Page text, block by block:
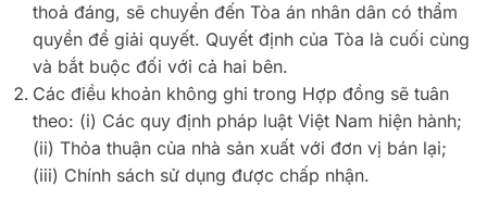
thoả đáng, sẽ chuyển đến Tòa án nhân dân có thẩm
quyền để giải quyết. Quyết định của Tòa là cuối cùng
và bắt buộc đối với cả hai bên.
Các điều khoản không ghi trong Hợp đồng sẽ tuân
theo: (i) Các quy định pháp luật Việt Nam hiện hành;
(ii) Thỏa thuận của nhà sản xuất với đơn vị bán lại;
(iii) Chính sách sử dụng được chấp nhận.